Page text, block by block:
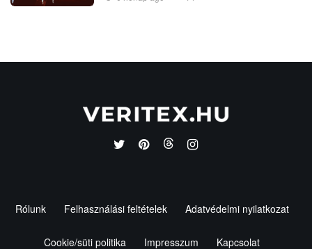
Rólunk Felhasználási feltételek Adatvédelmi nyilatkozat
Cookie/süti politika Impresszum Kapcsolat